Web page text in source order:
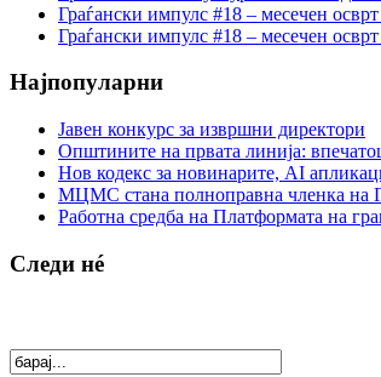
Граѓански импулс #18 – месечен
Граѓански импулс #18 – месечен
Најпопуларни
Јавен конкурс за извршни директори
Општините на првата линија:
Нов кодекс за новинарите, AI
МЦМС стана полноправна членка на
Работна средба на Платформата на
Следи нé